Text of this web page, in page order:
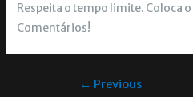
Respeita o tempo limite. Coloca
Comentários!
← Previous